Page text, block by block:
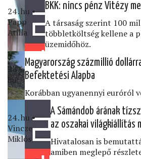
24․hu •
Papp
Atilla
BKK: nincs pénz Vitézy
A társaság szerint 100
többletköltség kellene a
üzemidőhöz.
24․
hu
Magyarország százmillió
Befektetési Alapba
Korábban ugyanennyi euróról
24․hu •
Vincze
Miklós
A Sámándob árának
az oszakai világkiállítás
Hivatalosan is
amiben meglepő